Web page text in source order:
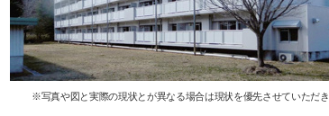
※写真や図と実際の現状とが異なる場合は現状を優先させていただ